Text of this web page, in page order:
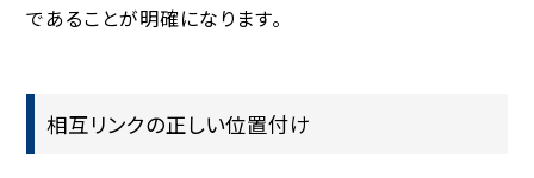
であることが明確になります。
相互リンクの正しい位置付け